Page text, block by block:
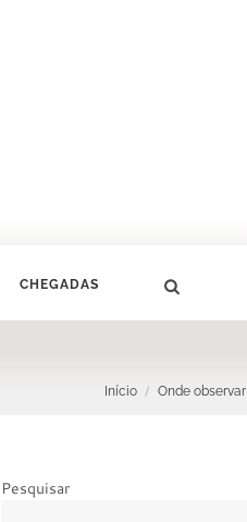
CHEGADAS
Início Onde observar
Pesquisar